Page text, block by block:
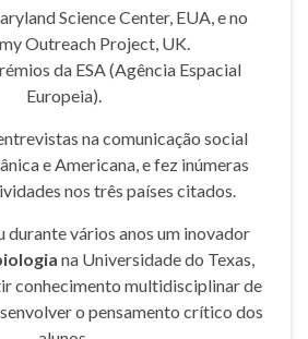
Science Center, EUA, e no
Outreach Project, UK.
da ESA (Agência Espacial
Europeia).
na comunicação social
e Americana, e fez inúmeras
nos três países citados.
durante vários anos um inovador
na Universidade do Texas,
conhecimento multidisciplinar de
o pensamento crítico dos